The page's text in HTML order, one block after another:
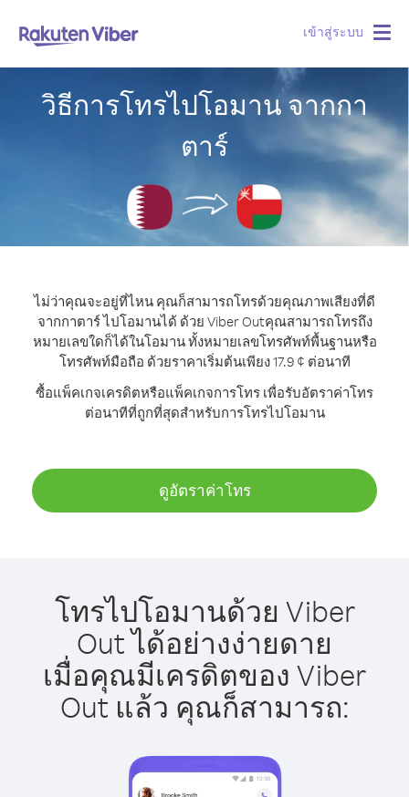
เข้าสู่ระบบ
วิธีการโทรไปโอมาน จากกา
ตาร์
ไม่ว่าคุณจะอยู่ที่ไหน คุณก็สามารถโทรด้วยคุณภาพเสียงที่ดี
จากกาตาร์ ไปโอมานได้ ด้วย Viber Outคุณสามารถโทรถึง
หมายเลขใดก็ได้ในโอมาน ทั้งหมายเลขโทรศัพท์พื้นฐานหรือ
โทรศัพท์มือถือ ด้วยราคาเริ่มต้นเพียง 17.9 ¢ ต่อนาที
ซื้อแพ็คเกจเครดิตหรือแพ็คเกจการโทร เพื่อรับอัตราค่าโทร
ต่อนาทีที่ถูกที่สุดสำหรับการโทรไปโอมาน
ดูอัตราค่าโทร
โทรไปโอมานด้วย Viber
Out ได้อย่างง่ายดาย
เมื่อคุณมีเครดิตของ Viber
Out แล้ว คุณก็สามารถ: